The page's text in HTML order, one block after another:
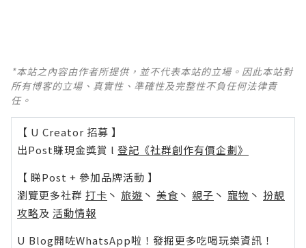
*本站之內容由作者所提供，並不代表本站的立場。因此本站對
所有博客的立場、真實性、準確性及完整性不負任何法律責
任。
【 U Creator 招募 】
出Post賺現金獎賞 l 登記《社群創作有價企劃》
【 睇Post + 參加品牌活動 】
瀏覽更多社群 打卡 丶 旅遊 丶 美食 丶 親子 丶 寵物 丶 扮靚
攻略及 活動情報
U Blog開咗WhatsApp啦！發掘更多吃喝玩樂資訊！